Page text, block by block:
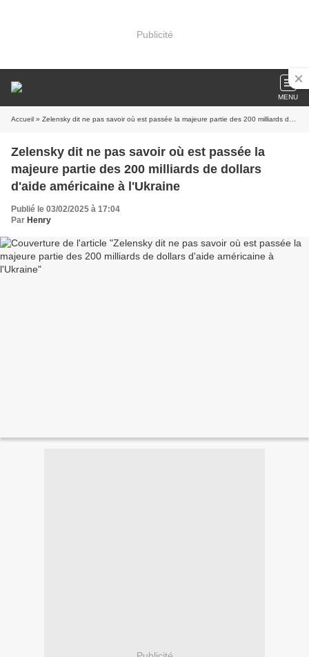
Publicité
MENU
Accueil » Zelensky dit ne pas savoir où est passée la majeure partie des 200 milliards de dollars d'aide américaine à l'Ukraine
Zelensky dit ne pas savoir où est passée la
majeure partie des 200 milliards de dollars
d'aide américaine à l'Ukraine
Publié le 03/02/2025 à 17:04
Par Henry